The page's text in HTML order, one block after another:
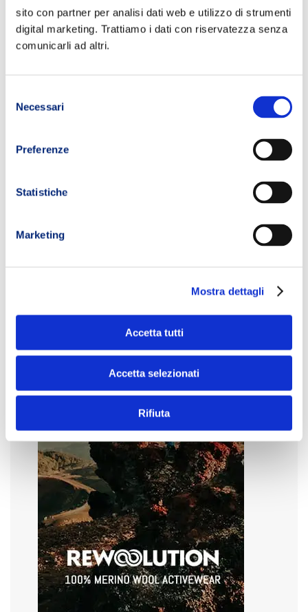
sito con partner per analisi dati web e utilizzo di strumenti
digital marketing. Trattiamo i dati con riservatezza senza
comunicarli ad altri.
delNecessari
Preferenze
Statistiche
Marketing
Mostra dettagli
Accetta tutti
Accetta selezionati
Rifiuta